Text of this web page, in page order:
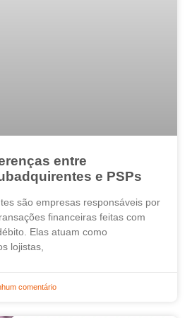
entre
e PSPs
são empresas responsáveis por
financeiras feitas com
Elas atuam como
lojistas,
comentário